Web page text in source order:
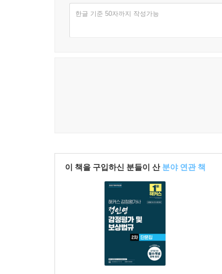
한글 기준 50자까지 작성가능
이 책을 구입하신 분들이 산 분야 연관 책